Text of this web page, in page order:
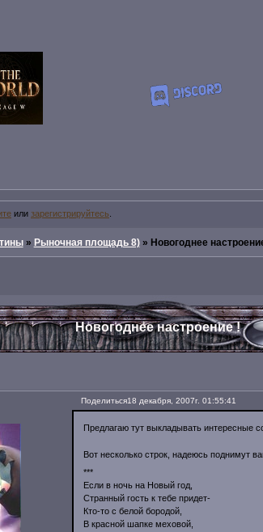
или зарегистрируйтесь
» Рыночная площадь 8) » Новогоднее
Новогоднее настроение !
Поделиться18 декабря, 2007г. 01:55:41
Предлагаю тут выкладывать интересные
Вот несколько строк, надеюсь поднимут
***
Если в ночь на Новый год,
Странный гость к тебе придет-
Кто-то с белой бородой,
В красной шапке меховой,